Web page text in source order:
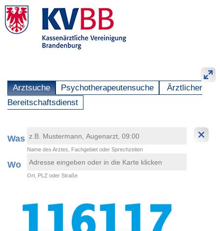
Arztsuche Psychotherapeutensuche
Ärztlicher
Bereitschaftsdienst
Was
Name des Arztes, Fachgebiet oder Sprechzeiten
Wo
Ort, PLZ oder Straße